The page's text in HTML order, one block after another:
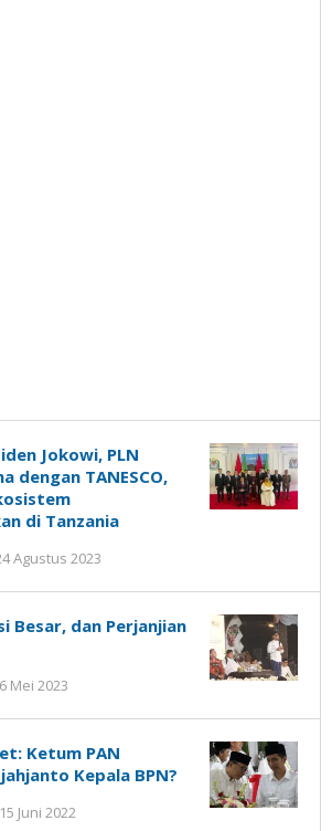
Jokowi, PLN
dengan TANESCO,
di Tanzania
Agustus 2023
Susanto
Besar, dan Perjanjian
6 Mei 2023
Susanto
Ketum PAN
Kepala BPN?
15 Juni 2022